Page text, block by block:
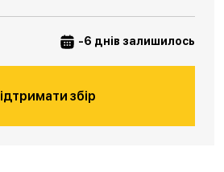
-6 днів залишилось
збір